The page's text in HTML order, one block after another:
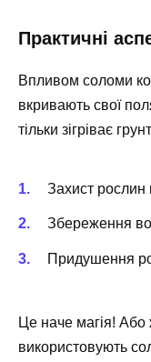
Практичні
Впливом соломи
вкривають свої
тільки зігріває
Захист рослин
Збереження
Придушення
Це наче магія! Або
використовують